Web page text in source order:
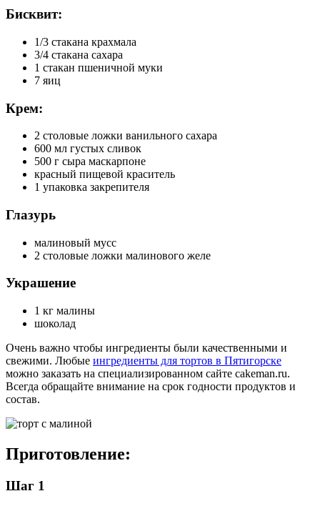
Бисквит:
1/3 стакана крахмала
3/4 стакана сахара
1 стакан пшеничной муки
7 яиц
Крем:
2 столовые ложки ванильного сахара
600 мл густых сливок
500 г сыра маскарпоне
красный пищевой краситель
1 упаковка закрепителя
Глазурь
малиновый мусс
2 столовые ложки малинового желе
Украшение
1 кг малины
шоколад
Очень важно чтобы ингредиенты были качественными и
свежими. Любые ингредиенты для тортов в Пятигорске
можно заказать на специализированном сайте cakeman.ru.
Всегда обращайте внимание на срок годности продуктов и
состав.
Приготовление:
Шаг 1